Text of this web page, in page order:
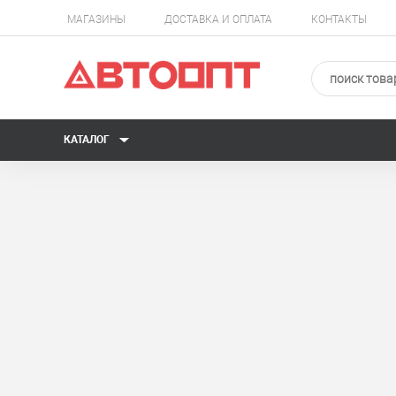
МАГАЗИНЫ ДОСТАВКА И ОПЛАТА КОНТАКТЫ
КАТАЛОГ